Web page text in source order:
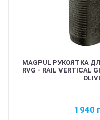
MAGPUL РУКОЯТКА
RVG - RAIL VERTICAL
1940